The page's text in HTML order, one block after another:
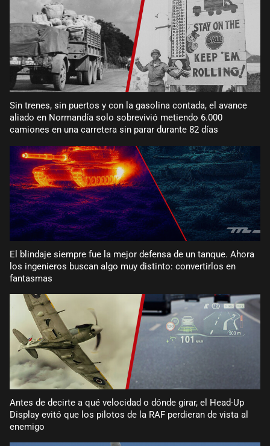
Sin trenes, sin puertos y con la gasolina contada, el avance
aliado en Normandía solo sobrevivió metiendo 6.000
camiones en una carretera sin parar durante 82 días
El blindaje siempre fue la mejor defensa de un tanque. Ahora
los ingenieros buscan algo muy distinto: convertirlos en
fantasmas
Antes de decirte a qué velocidad o dónde girar, el Head-Up
Display evitó que los pilotos de la RAF perdieran de vista al
enemigo